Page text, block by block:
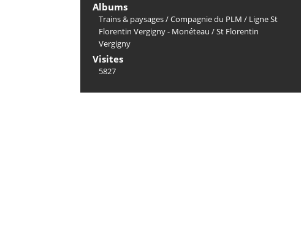
Albums
Trains & paysages/Compagnie du PLM / Ligne St
Florentin Vergigny - Monéteau /St Florentin
Vergigny
Visites
5827